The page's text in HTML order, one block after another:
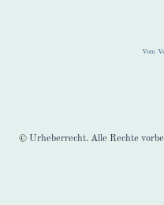
Vom
© Urheberrecht. Alle Rechte